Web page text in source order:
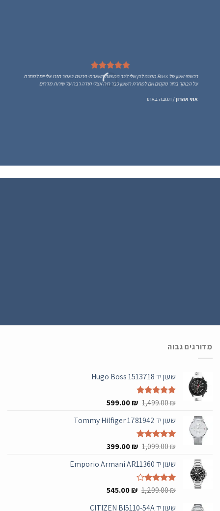
רכשתי שעון של Boss מתנה לבן שלי לבר המצווה השארתי פרטים באתר חזרו אלי יום למחרת
על הבוקר בחור מקסים ויום למחרת השעון כבר היה אצלי תודה רבה על שירות מדהים
אתי אהרון/ תגובה באתר
מדורגים גבוה
שעון יד Hugo Boss 1513718
דורג5.00
1,499.00₪
המחיר
היה:
1,499.00 ₪.
599.00₪
המחיר
הוא:
שעון יד Tommy Hilfiger 1781942
דורג5.00
1,099.00₪
המחיר
היה:
1,099.00 ₪.
399.00₪
המחיר
הוא:
שעון יד Emporio Armani AR11360
דורג4.00
1,299.00₪
המחיר
545.00₪
המחיר
שעון יד CITIZEN BI5110-54A